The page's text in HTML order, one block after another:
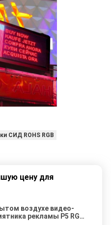
СИД ROHS RGB
цену для
воздухе видео-
рекламы P5 RGB